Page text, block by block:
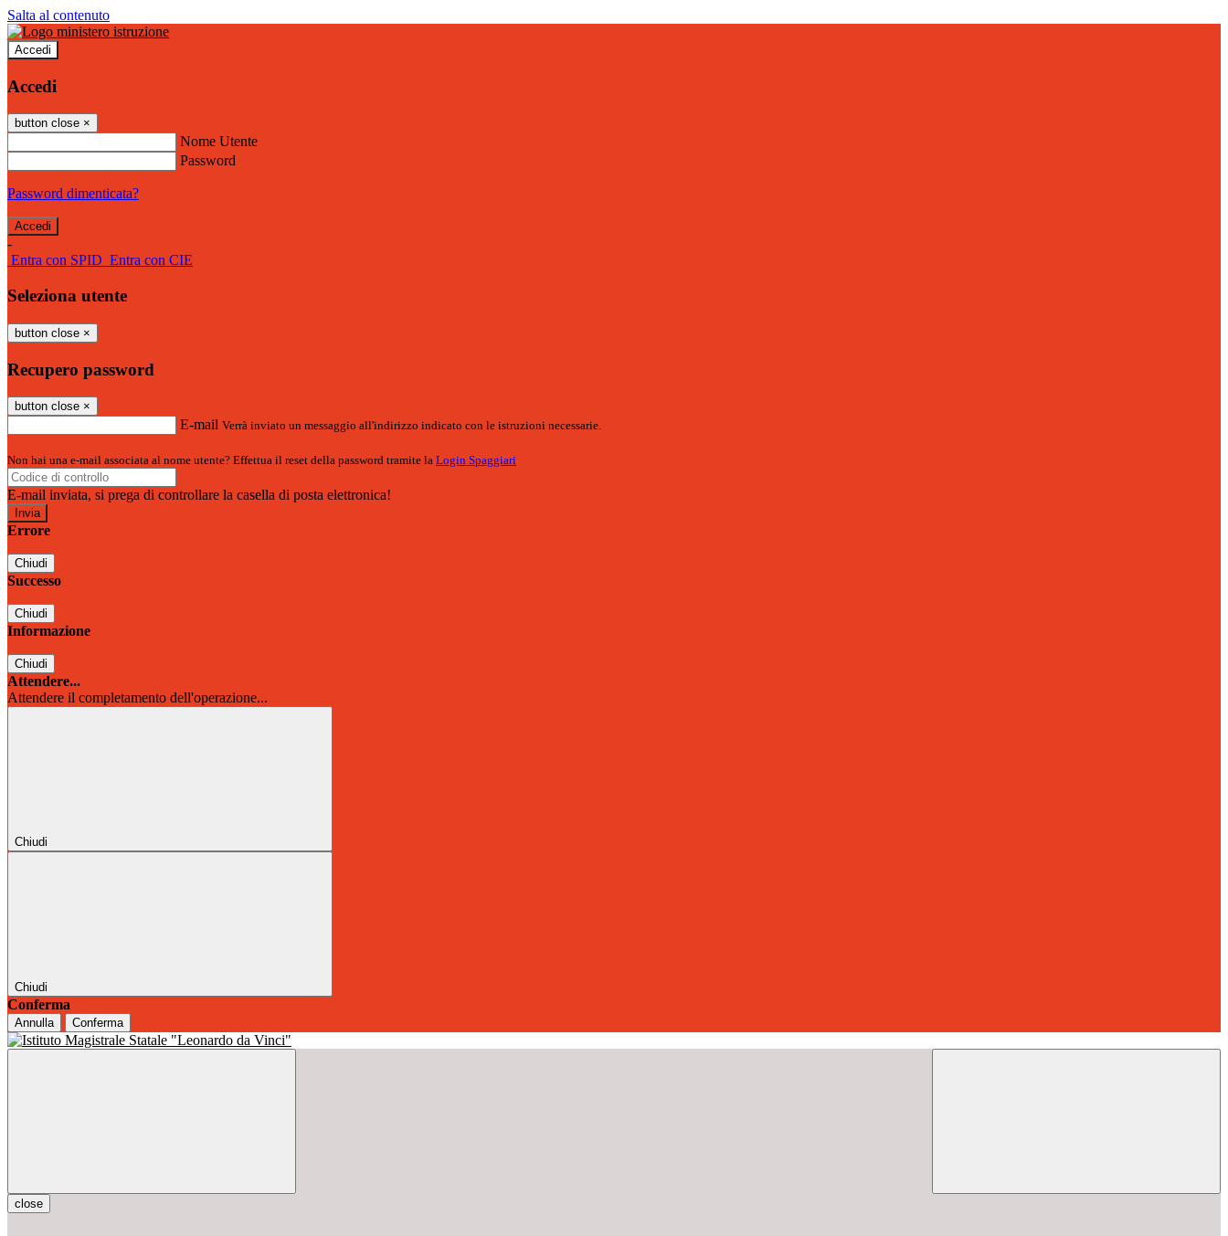
Salta al contenuto
Accedi
Accedi
button close ×
Nome Utente
Password
Password dimenticata?
-
Entra con SPID Entra con CIE
Seleziona utente
button close ×
Recupero password
button close ×
E-mail Verrà inviato un messaggio all'indirizzo indicato con le istruzioni necessarie.
Non hai una e-mail associata al nome utente? Effettua il reset della password tramite la Login Spaggiari
E-mail inviata, si prega di controllare la casella di posta elettronica!
Errore
Chiudi
Successo
Chiudi
Informazione
Chiudi
Attendere...
Attendere il completamento dell'operazione...
Chiudi
Chiudi
Conferma
Annulla Conferma
close